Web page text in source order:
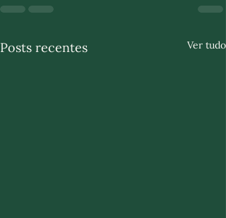
Posts recentes Ver tudo